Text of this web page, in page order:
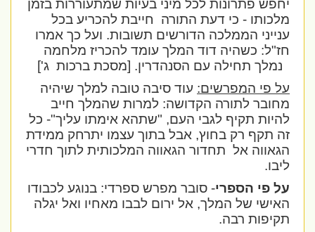
יחפש פתרונות לכל מיני בעיות שמתעוררות בזמן
מלכותו - כי דעת התורה חייבת להכריע בכל
ענייני הממלכה הדורשים תשובות. ועל כך אמרו
חז"ל: כשהיה דוד המלך עומד להכריז מלחמה
נמלך תחילה עם הסנהדרין. [מסכת ברכות ג']
על פי המפרשים:עוד סיבה טובה למלך שיהיה
מחובר לתורה הקדושה: למרות שהמלך חייב
להיות תקיף לגבי העם, "שתהא אימתו עליך"- כל
זה תקף רק בחוץ, אבל בתוך עצמו יתרחק ממידת
הגאווה אל תחדור הגאווה המלכותית לתוך חדרי
ליבו.
על פי הספרי- סובר מפרש ספרדי: בנוגע לכבודו
האישי של המלך, אל ירום לבבו מאחיו ואל יגלה
תקיפות רבה.